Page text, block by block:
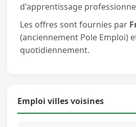
d'apprentissage
Les offres sont fournies par
(anciennement Pole Emploi)
quotidiennement.
Emploi villes voisines